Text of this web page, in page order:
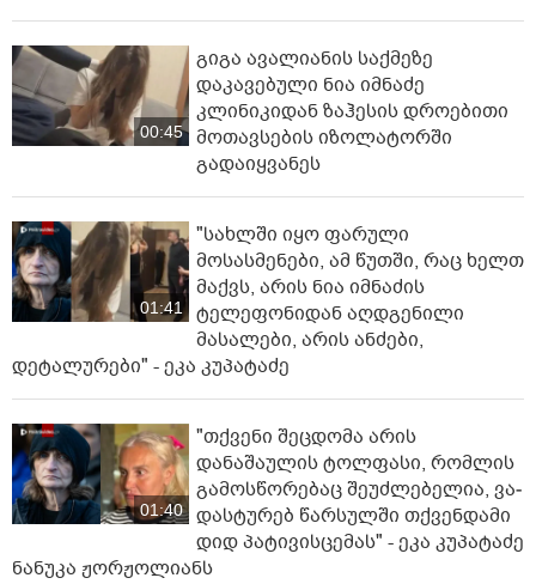
00:45
გიგა ავალიანის საქმეზე
დაკავებული ნია იმნაძე
კლინიკიდან ზაჰესის დროებითი
მოთავსების იზოლატორში
გადაიყვანეს
01:41
"სახლში იყო ფარული
მოსასმენები, ამ წუთში, რაც ხელთ
მაქვს, არის ნია იმნაძის
ტელეფონიდან აღდგენილი
მასალები, არის ანძები,
დეტალურები" - ეკა კუპატაძე
01:40
"თქვენი შეცდომა არის
დანაშაულის ტოლფასი, რომ­ლის
გა­მოს­წო­რე­ბაც შე­უძ­ლე­ბე­ლია, ვა­
დას­ტუ­რებ წარ­სულ­ში თქვენ­და­მი
დიდ პა­ტი­ვის­ცე­მას" - ეკა კუპატაძე
ნანუკა ჟორჟოლიანს